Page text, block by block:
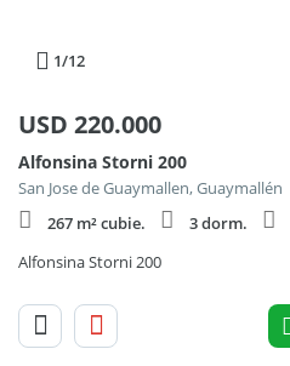
1/12
USD 220.000
Alfonsina Storni 200
San Jose de Guaymallen, Guaymallén
267 m² cubie.
3 dorm.
Alfonsina Storni 200